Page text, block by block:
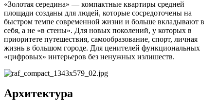
«Золотая середина» — компактные квартиры средней
площади созданы для людей, которые сосредоточены на
быстром темпе современной жизни и больше вкладывают в
себя, а не «в стены». Для новых поколений, у которых в
приоритете путешествия, самообразование, спорт, личная
жизнь в большом городе. Для ценителей функциональных
«цифровых» интерьеров без ненужных излишеств.
Архитектура